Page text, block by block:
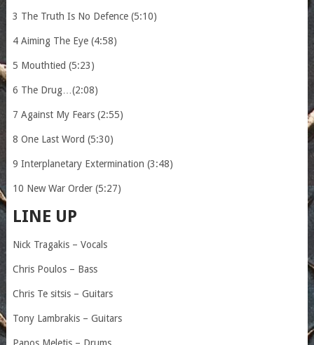
3 The Truth Is No Defence (5:10)
4 Aiming The Eye (4:58)
5 Mouthtied (5:23)
6 The Drug…(2:08)
7 Against My Fears (2:55)
8 One Last Word (5:30)
9 Interplanetary Extermination (3:48)
10 New War Order (5:27)
LINE UP
Nick Tragakis – Vocals
Chris Poulos – Bass
Chris Te sitsis – Guitars
Tony Lambrakis – Guitars
Panos Meletis – Drums